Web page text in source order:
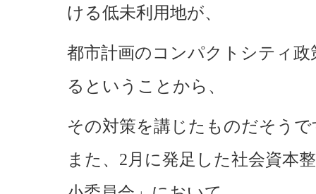
ける低未利用地が、
都市計画のコンパクトシティ
るということから、
その対策を講じたものだそうで
また、2月に発足した社会資本